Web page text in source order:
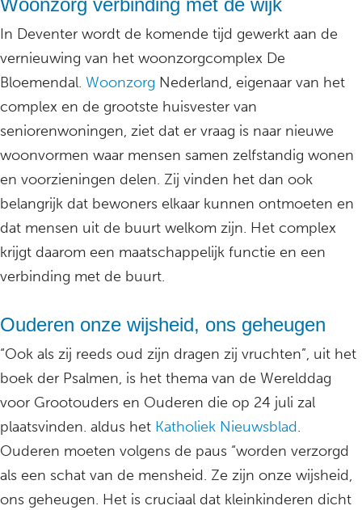
Woonzorg verbinding met de wijk
In Deventer wordt de komende tijd gewerkt aan de
vernieuwing van het woonzorgcomplex De
Bloemendal. Woonzorg Nederland, eigenaar van het
complex en de grootste huisvester van
seniorenwoningen, ziet dat er vraag is naar nieuwe
woonvormen waar mensen samen zelfstandig wonen
en voorzieningen delen. Zij vinden het dan ook
belangrijk dat bewoners elkaar kunnen ontmoeten en
dat mensen uit de buurt welkom zijn. Het complex
krijgt daarom een maatschappelijk functie en een
verbinding met de buurt.
Ouderen onze wijsheid, ons geheugen
“Ook als zij reeds oud zijn dragen zij vruchten”, uit het
boek der Psalmen, is het thema van de Werelddag
voor Grootouders en Ouderen die op 24 juli zal
plaatsvinden. aldus het Katholiek Nieuwsblad.
Ouderen moeten volgens de paus “worden verzorgd
als een schat van de mensheid. Ze zijn onze wijsheid,
ons geheugen. Het is cruciaal dat kleinkinderen dicht